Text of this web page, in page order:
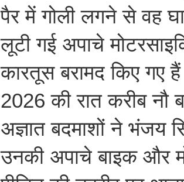
पैर में गोली लगने से वह
लूटी गई अपाचे
कारतूस बरामद किए गए
2026 की रात करीब नौ
अज्ञात बदमाशों ने भंजय
उनकी अपाचे बाइक और